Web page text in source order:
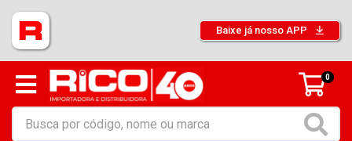
Baixe já nosso APP
0